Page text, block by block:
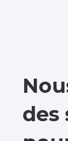
des